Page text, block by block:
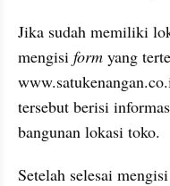
Jika sudah memiliki
mengisi form yang
tersebut berisi
bangunan lokasi toko.
Setelah selesai mengisi